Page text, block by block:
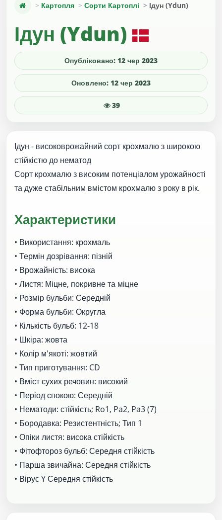
Картопля Сорти Картоплі Ідун (Ydun)
Ідун (Ydun)
Опубліковано: 12 чер 2023
Оновлено: 12 чер 2023
39
Ідун - високоврожайний сорт крохмалю з широкою
стійкістю до нематод
Сорт крохмалю з високим потенціалом урожайності
та дуже стабільним вмістом крохмалю з року в рік.
Характеристики
• Використання: крохмаль
• Термін дозрівання: пізній
• Врожайність: висока
• Листя: Міцне, покривне та міцне
• Розмір бульби: Середній
• Форма бульби: Округла
• Кількість бульб: 12-18
• Шкіра: жовта
• Колір м'якоті: жовтий
• Тип приготування: CD
• Вміст сухих речовин: високий
• Період спокою: Середній
• Нематоди: стійкість; Ro1, Pa2, Pa3 (7)
• Бородавка: Резистентність; Тип 1
• Опіки листя: висока стійкість
• Фітофтороз бульб: Середня стійкість
• Парша звичайна: Середня стійкість
• Вірус Y Середня стійкість